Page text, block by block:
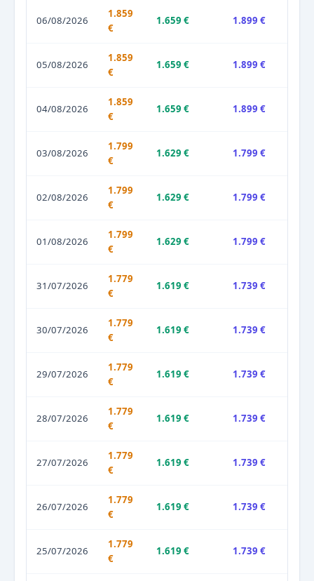
06/08/2026
1.859
€
1.659 € 1.899 €
05/08/2026
1.859
€
1.659 € 1.899 €
04/08/2026
1.859
€
1.659 € 1.899 €
03/08/2026
1.799
€
1.629 € 1.799 €
02/08/2026
1.799
€
1.629 € 1.799 €
01/08/2026
1.799
€
1.629 € 1.799 €
31/07/2026
1.779
€
1.619 € 1.739 €
30/07/2026
1.779
€
1.619 € 1.739 €
29/07/2026
1.779
€
1.619 € 1.739 €
28/07/2026
1.779
€
1.619 € 1.739 €
27/07/2026
1.779
€
1.619 € 1.739 €
26/07/2026
1.779
€
1.619 € 1.739 €
25/07/2026
1.779
€
1.619 € 1.739 €